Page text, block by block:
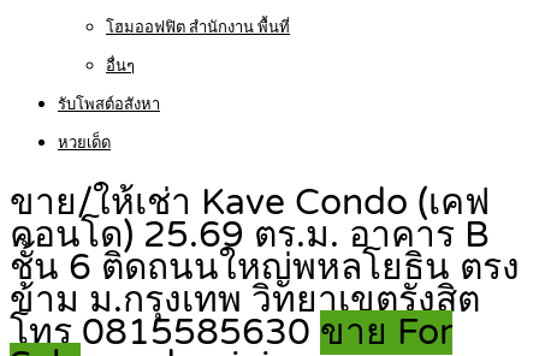
โฮมออฟฟิต สำนักงาน พื้นที่
อื่นๆ
รับโพสต์อสังหา
หวยเด็ด
ขาย/ให้เช่า Kave Condo (เคฟ
คอนโด) 25.69 ตร.ม. อาคาร B
ชั้น 6 ติดถนนใหญ่พหลโยธิน ตรง
ข้าม ม.กรุงเทพ วิทยาเขตรังสิต
โทร 0815585630 ขาย For